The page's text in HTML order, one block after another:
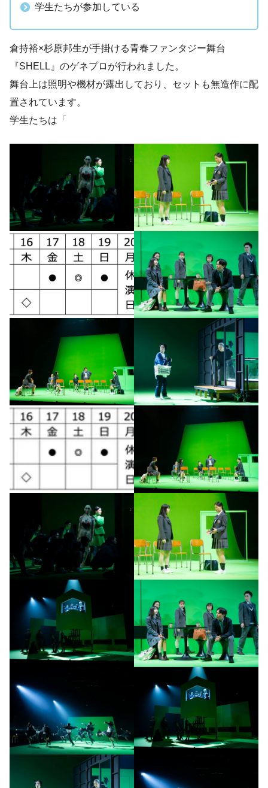
学生たちが参加している
倉持裕×杉原邦生が手掛ける青春ファンタジー舞台
『SHELL』のゲネプロが行われました。
舞台上は照明や機材が露出しており、セットも無造作に配
置されています。
学生たちは「